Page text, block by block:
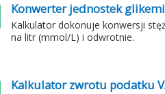
Konwerter jednostek
Kalkulator dokonuje konwersji
na litr (mmol/L) i odwrotnie.
Kalkulator zwrotu podatku